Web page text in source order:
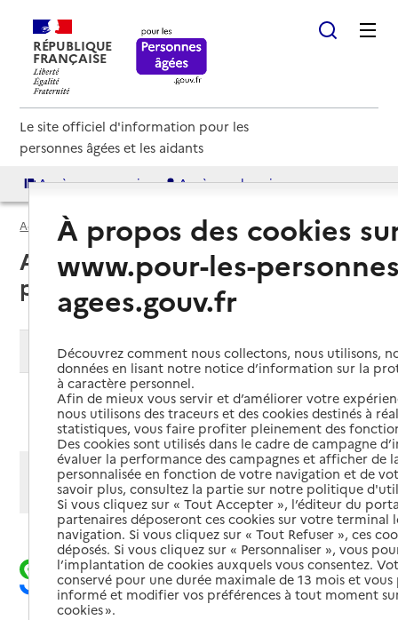
RÉPUBLIQUE
FRANÇAISE
Le site officiel d'information pour les
personnes âgées et les aidants
Accès aux annuaires Accès par besoin
Accueil Espace annuaire Soins palliatifs
Annuaire des services de soins
palliatifs
Modifier ma recherche
Ajouter cette recherche aux favoris
Afficher les résultats par:
Mode liste
Mode carte
À propos des cookies
www.pour-les-
agees.gouv.fr
Découvrez comment nous collectons, nous utilisons,
données en lisant notre notice d’information sur la
à caractère personnel.
Afin de mieux vous servir et d’améliorer votre
nous utilisons des traceurs et des cookies destinés à
statistiques, vous faire profiter pleinement des
Des cookies sont utilisés dans le cadre de campagne
évaluer la performance des campagnes et afficher de
personnalisée en fonction de votre navigation et de
savoir plus, consultez la partie sur notre politique
Si vous cliquez sur « Tout Accepter », l’éditeur du
partenaires déposeront ces cookies sur votre terminal
navigation. Si vous cliquez sur « Tout Refuser », ces
déposés. Si vous cliquez sur « Personnaliser », vous
l’implantation de cookies auxquels vous consentez.
conservé pour une durée maximale de 13 mois et
informé et modifier vos préférences à tout moment
cookies ».